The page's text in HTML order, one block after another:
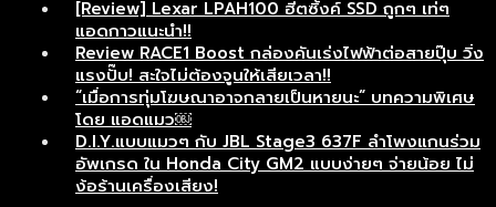
[Review] Lexar LPAH100 ฮีตซิ้งค์ SSD ถูกๆ เท่ๆ
แอดกาวแนะนำ!!
Review RACE1 Boost กล่องคันเร่งไฟฟ้าต่อสายปุ๊บ วิ่ง
แรงปั๊บ! สะใจไม่ต้องจูนให้เสียเวลา!!
“เมื่อการทุ่มโฆษณาอาจกลายเป็นหายนะ” บทความพิเศษ
โดย แอดแมว￼
D.I.Y.แบบแมวๆ กับ JBL Stage3 637F ลำโพงแกนร่วม
อัพเกรด ใน Honda City GM2 แบบง่ายๆ จ่ายน้อย ไม่
ง้อร้านเครื่องเสียง!